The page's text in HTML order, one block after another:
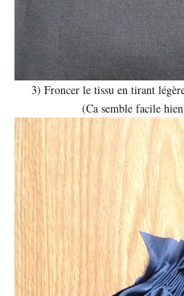
3) Froncer le tissu en tirant
(Ca semble facile